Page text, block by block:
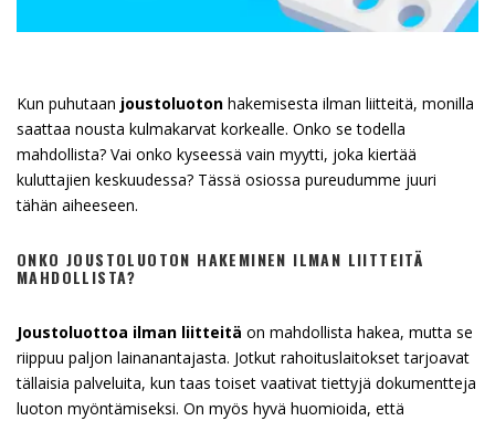
Kun puhutaan joustoluoton hakemisesta ilman liitteitä, monilla
saattaa nousta kulmakarvat korkealle. Onko se todella
mahdollista? Vai onko kyseessä vain myytti, joka kiertää
kuluttajien keskuudessa? Tässä osiossa pureudumme juuri
tähän aiheeseen.
ONKO JOUSTOLUOTON HAKEMINEN ILMAN LIITTEITÄ
MAHDOLLISTA?
Joustoluottoa ilman liitteitä on mahdollista hakea, mutta se
riippuu paljon lainanantajasta. Jotkut rahoituslaitokset tarjoavat
tällaisia palveluita, kun taas toiset vaativat tiettyjä dokumentteja
luoton myöntämiseksi. On myös hyvä huomioida, että